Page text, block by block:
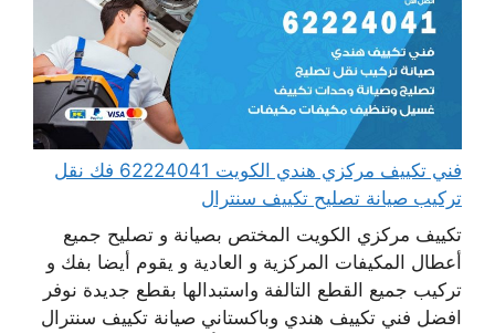
فني تكييف مركزي هندي الكويت 62224041 فك نقل
تركيب صيانة تصليح تكييف سنترال
تكييف مركزي الكويت المختص بصيانة و تصليح جميع
أعطال المكيفات المركزية و العادية و يقوم أيضا بفك و
تركيب جميع القطع التالفة واستبدالها بقطع جديدة نوفر
افضل فني تكييف هندي وباكستاني صيانة تكييف سنترال